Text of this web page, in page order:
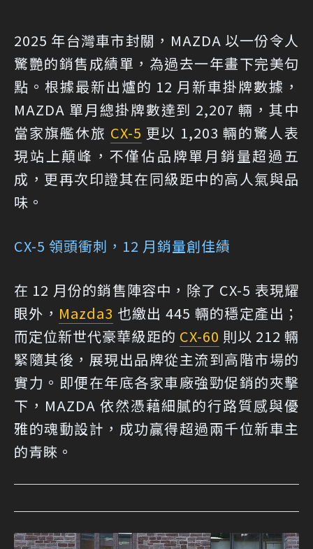
2025 年台灣車市封關，MAZDA 以一份令人
驚艷的銷售成績單，為過去一年畫下完美句
點。根據最新出爐的 12 月新車掛牌數據，
MAZDA 單月總掛牌數達到 2,207 輛，其中
當家旗艦休旅 CX-5 更以 1,203 輛的驚人表
現站上顛峰，不僅佔品牌單月銷量超過五
成，更再次印證其在同級距中的高人氣與品
味。
CX-5 領頭衝刺，12 月銷量創佳績
在 12 月份的銷售陣容中，除了 CX-5 表現耀
眼外， Mazda3 也繳出 445 輛的穩定產出；
而定位新世代豪華級距的 CX-60 則以 212 輛
緊隨其後，展現出品牌從主流到高階市場的
實力。即便在年底各家車廠強勁促銷的夾擊
下，MAZDA 依然憑藉細膩的行路質感與優
雅的魂動設計，成功贏得超過兩千位新車主
的青睞。